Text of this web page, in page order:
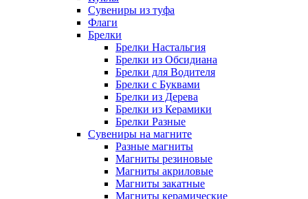
Сувениры из туфа
Флаги
Брелки
Брелки Настальгия
Брелки из Обсидиана
Брелки для Водителя
Брелки с Буквами
Брелки из Дерева
Брелки из Керамики
Брелки Разные
Сувениры на магните
Разные магниты
Магниты резиновые
Магниты акриловые
Магниты закатные
Магниты керамические